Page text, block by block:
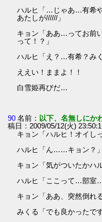
ハルヒ「…じゃあ…有希
あたしが//////」
キョン「ああ…ってお前
って！？」
ハルヒ「え？…有希？み
ええい！ままよ！！
白雪姫再びだ…
90 名前： 以下、名無しにか
稿日：2009/05/12(火)
キョン「ハルヒ！オイし
ハルヒ「ん……キョン？」
キョン「気がついたかハ
ハルヒ「ここって…部室…
キョン「ああ、突然倒れ
みくる「でも良かったで